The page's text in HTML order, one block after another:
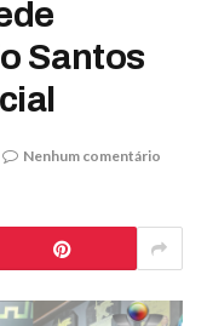
Santos
Nenhum comentário